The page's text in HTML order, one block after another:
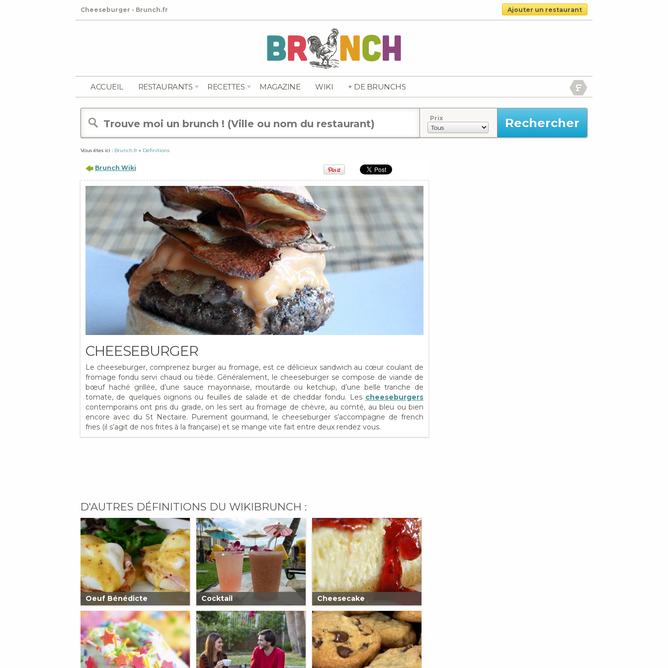
Cheeseburger - Brunch.fr Ajouter un restaurant
ACCUEIL RESTAURANTS RECETTES MAGAZINE WIKI + DE BRUNCHS
Prix
Vous êtes ici : Brunch.fr » Définitions
Brunch Wiki
CHEESEBURGER
Le cheeseburger, comprenez burger au fromage, est ce délicieux sandwich au cœur coulant de
fromage fondu servi chaud ou tiède. Généralement, le cheeseburger se compose de viande de
bœuf haché grillée, d’une sauce mayonnaise, moutarde ou ketchup, d’une belle tranche de
tomate, de quelques oignons ou feuilles de salade et de cheddar fondu. Les cheeseburgers
contemporains ont pris du grade, on les sert au fromage de chèvre, au comté, au bleu ou bien
encore avec du St Nectaire. Purement gourmand, le cheeseburger s’accompagne de french
fries (il s’agit de nos frites à la française) et se mange vite fait entre deux rendez vous.
D'AUTRES DÉFINITIONS DU WIKIBRUNCH :
Oeuf Bénédicte Cocktail Cheesecake